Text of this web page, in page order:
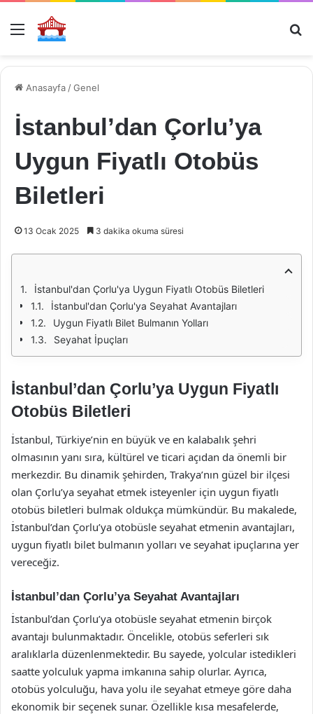
Menü
Anasayfa /Genel
İstanbul’dan Çorlu’ya
Uygun Fiyatlı Otobüs
Biletleri
13 Ocak 2025 3 dakika okuma süresi
İstanbul'dan Çorlu'ya Uygun Fiyatlı Otobüs Biletleri
İstanbul'dan Çorlu'ya Seyahat Avantajları
Uygun Fiyatlı Bilet Bulmanın Yolları
Seyahat İpuçları
İstanbul’dan Çorlu’ya Uygun Fiyatlı
Otobüs Biletleri
İstanbul, Türkiye’nin en büyük ve en kalabalık şehri
olmasının yanı sıra, kültürel ve ticari açıdan da önemli bir
merkezdir. Bu dinamik şehirden, Trakya’nın güzel bir ilçesi
olan Çorlu’ya seyahat etmek isteyenler için uygun fiyatlı
otobüs biletleri bulmak oldukça mümkündür. Bu makalede,
İstanbul’dan Çorlu’ya otobüsle seyahat etmenin avantajları,
uygun fiyatlı bilet bulmanın yolları ve seyahat ipuçlarına yer
vereceğiz.
İstanbul’dan Çorlu’ya Seyahat Avantajları
İstanbul’dan Çorlu’ya otobüsle seyahat etmenin birçok
avantajı bulunmaktadır. Öncelikle, otobüs seferleri sık
aralıklarla düzenlenmektedir. Bu sayede, yolcular istedikleri
saatte yolculuk yapma imkanına sahip olurlar. Ayrıca,
otobüs yolculuğu, hava yolu ile seyahat etmeye göre daha
ekonomik bir seçenek sunar. Özellikle kısa mesafelerde,